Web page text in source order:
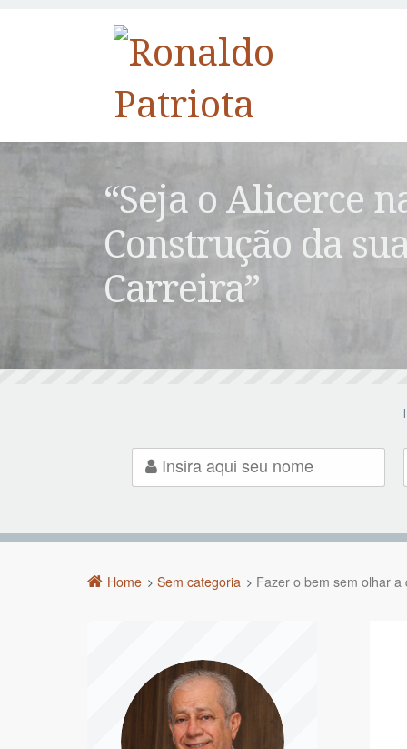
“Seja o Alicerce
Construção da
Carreira”
Home Sem categoria Fazer o bem sem olhar a